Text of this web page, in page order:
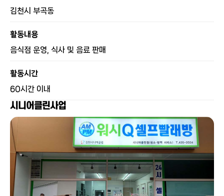
김천시 부곡동
활동내용
음식점 운영, 식사 및 음료 판매
활동시간
60시간 이내
시니어클린사업